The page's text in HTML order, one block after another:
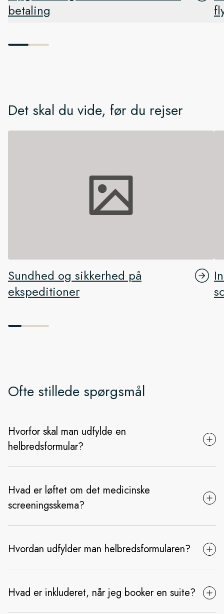
betaling
Det skal du vide, før du rejser
Sundhed og sikkerhed på
ekspeditioner
Ofte stillede spørgsmål
Hvorfor skal man udfylde en
helbredsformular?
Hvad er løftet om det medicinske
screeningsskema?
Hvordan udfylder man helbredsformularen?
Hvad er inkluderet, når jeg booker en suite?